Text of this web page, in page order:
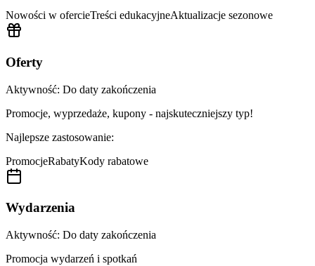
Nowości w ofercieTreści edukacyjneAktualizacje sezonowe
Oferty
Aktywność: Do daty zakończenia
Promocje, wyprzedaże, kupony - najskuteczniejszy typ!
Najlepsze zastosowanie:
PromocjeRabatyKody rabatowe
Wydarzenia
Aktywność: Do daty zakończenia
Promocja wydarzeń i spotkań